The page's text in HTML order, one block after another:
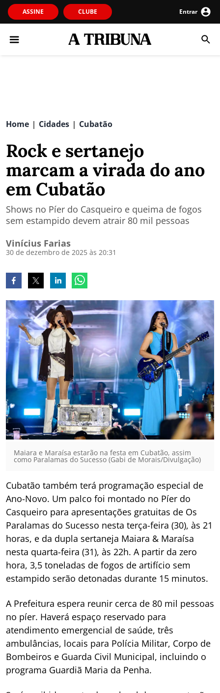
ASSINE CLUBE Entrar
Home | Cidades | Cubatão
Rock e sertanejo
marcam a virada do ano
em Cubatão
Shows no Píer do Casqueiro e queima de fogos
sem estampido devem atrair 80 mil pessoas
Vinícius Farias
30 de dezembro de 2025 às 20:31
Maiara e Maraísa estarão na festa em Cubatão, assim
como Paralamas do Sucesso (Gabi de Morais/Divulgação)
Cubatão também terá programação especial de
Ano-Novo. Um palco foi montado no Píer do
Casqueiro para apresentações gratuitas de Os
Paralamas do Sucesso nesta terça-feira (30), às 21
horas, e da dupla sertaneja Maiara & Maraísa
nesta quarta-feira (31), às 22h. A partir da zero
hora, 3,5 toneladas de fogos de artifício sem
estampido serão detonadas durante 15 minutos.
A Prefeitura espera reunir cerca de 80 mil pessoas
no píer. Haverá espaço reservado para
atendimento emergencial de saúde, três
ambulâncias, locais para Polícia Militar, Corpo de
Bombeiros e Guarda Civil Municipal, incluindo o
programa Guardiã Maria da Penha.